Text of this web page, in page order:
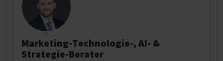
Marketing-Technologie-, AI- &
Strategie-Berater